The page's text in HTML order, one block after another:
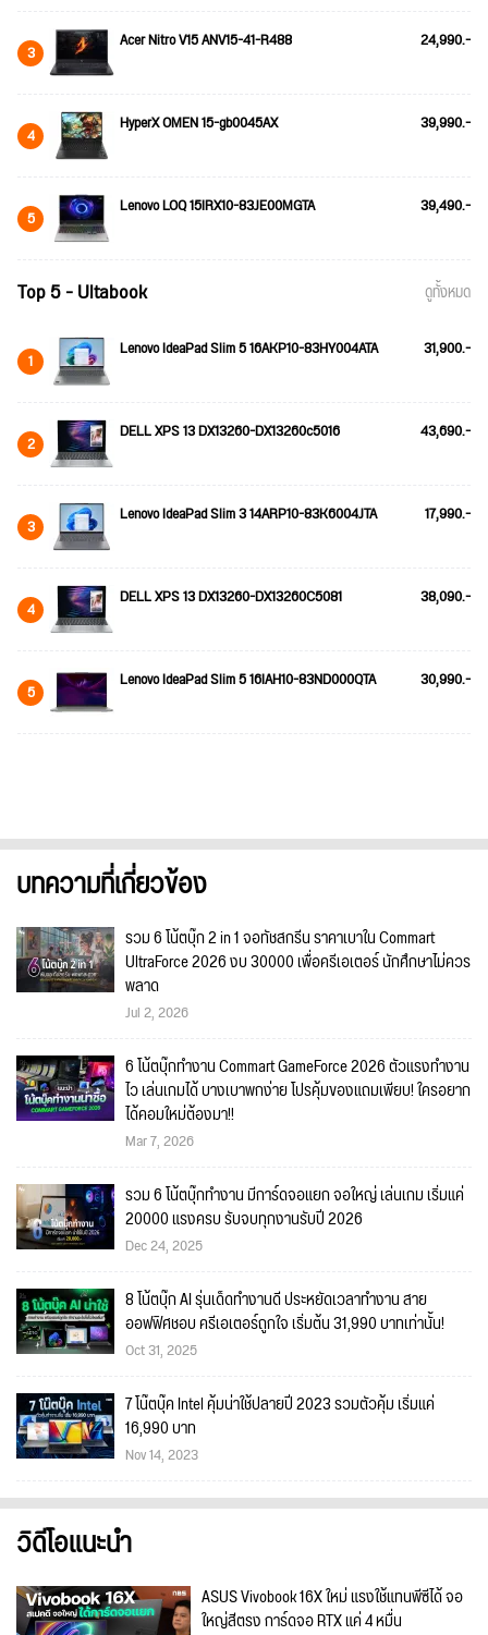
3 Acer Nitro V15 ANV15-41-R488 24,990.-
4 HyperX OMEN 15-gb0045AX 39,990.-
5 Lenovo LOQ 15IRX10-83JE00MGTA 39,490.-
Top 5 - Ultabook ดูทั้งหมด
1 Lenovo IdeaPad Slim 5 16AKP10-83HY004ATA 31,900.-
2 DELL XPS 13 DX13260-DX13260c5016 43,690.-
3 Lenovo IdeaPad Slim 3 14ARP10-83K6004JTA 17,990.-
4 DELL XPS 13 DX13260-DX13260C5081 38,090.-
5 Lenovo IdeaPad Slim 5 16IAH10-83ND000QTA 30,990.-
บทความที่เกี่ยวข้อง
รวม 6 โน้ตบุ๊ก 2 in 1 จอทัชสกรีน ราคาเบาใน Commart
UltraForce 2026 งบ 30000 เพื่อครีเอเตอร์ นักศึกษาไม่ควร
พลาด
Jul 2, 2026
6 โน้ตบุ๊กทำงาน Commart GameForce 2026 ตัวแรงทำงาน
ไว เล่นเกมได้ บางเบาพกง่าย โปรคุ้มของแถมเพียบ! ใครอยาก
ได้คอมใหม่ต้องมา!!
Mar 7, 2026
รวม 6 โน้ตบุ๊กทำงาน มีการ์ดจอแยก จอใหญ่ เล่นเกม เริ่มแค่
20000 แรงครบ รับจบทุกงานรับปี 2026
Dec 24, 2025
8 โน้ตบุ๊ก AI รุ่นเด็ดทำงานดี ประหยัดเวลาทำงาน สาย
ออฟฟิศชอบ ครีเอเตอร์ถูกใจ เริ่มต้น 31,990 บาทเท่านั้น!
Oct 31, 2025
7 โน๊ตบุ๊ค Intel คุ้มน่าใช้ปลายปี 2023 รวมตัวคุ้ม เริ่มแค่
16,990 บาท
Nov 14, 2023
วิดีโอแนะนำ
ASUS Vivobook 16X ใหม่ แรงใช้แทนพีซีได้ จอ
ใหญ่สีตรง การ์ดจอ RTX แค่ 4 หมื่น